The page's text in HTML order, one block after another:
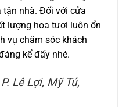
tận nhà. Đối với cửa
lượng hoa tươi luôn ổn
vụ chăm sóc khách
kể đấy nhé.
Lê Lợi, Mỹ Tú,